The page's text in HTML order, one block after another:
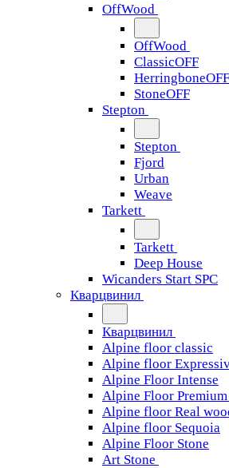
OffWood
OffWood
ClassicOFF
HerringboneOFF
StoneOFF
Stepton
Stepton
Fjord
Urban
Weave
Tarkett
Tarkett
Deep House
Wicanders Start SPC
Кварцвинил
Кварцвинил
Alpine floor classic
Alpine floor
Alpine Floor Intense
Alpine Floor
Alpine floor Real
Alpine floor Sequoia
Alpine Floor Stone
Art Stone